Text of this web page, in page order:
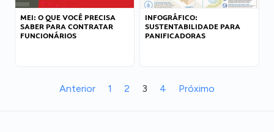
MEI: O QUE VOCÊ PRECISA
SABER PARA CONTRATAR
FUNCIONÁRIOS
INFOGRÁFICO:
SUSTENTABILIDADE PARA
PANIFICADORAS
Anterior 1 2 3 4 Próximo